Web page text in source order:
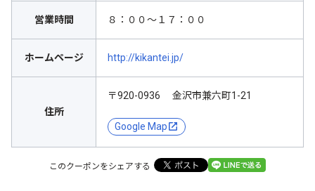
営業時間 ８：００～１７：００
ホームページ http://kikantei.jp/
住所
〒920-0936 金沢市兼六町1-21
Google Map
このクーポンをシェアする